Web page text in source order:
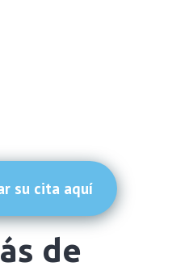
su cita aquí
de